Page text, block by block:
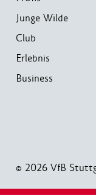
Junge Wilde
Club
Erlebnis
Business
© 2026 VfB